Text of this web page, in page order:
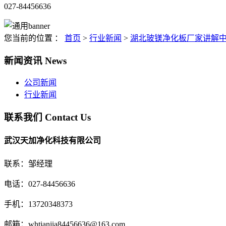
027-84456636
您当前的位置 ： 首页 > 行业新闻 > 湖北玻镁净化板厂家讲解
新闻资讯 News
公司新闻
行业新闻
联系我们 Contact Us
武汉天加净化科技有限公司
联系：邹经理
电话：027-84456636
手机：13720348373
邮箱：whtianjia84456636@163.com